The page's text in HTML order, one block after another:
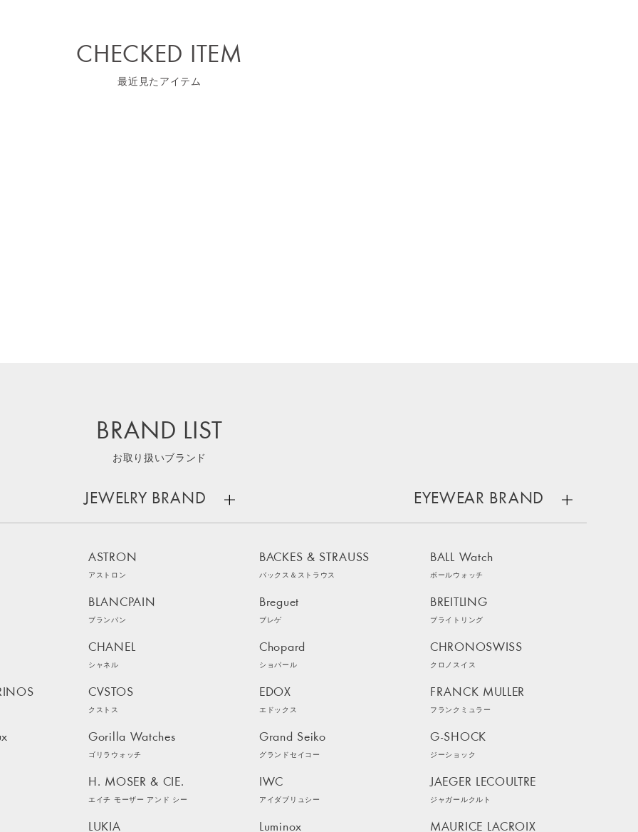
CHECKED ITEM
最近見たアイテム
BRAND LIST
お取り扱いブランド
ASTRON
アストロン
BACKES & STRAUSS
バックス＆ストラウス
BALL Watch
ボールウォッチ
BLANCPAIN
ブランパン
Breguet
ブレゲ
BREITLING
ブライトリング
CHANEL
シャネル
Chopard
ショパール
CHRONOSWISS
クロノスイス
CVSTOS
クストス
EDOX
エドックス
FRANCK MULLER
フランクミュラー
Gorilla Watches
ゴリラウォッチ
Grand Seiko
グランドセイコー
G-SHOCK
ジーショック
H. MOSER & CIE.
エイチ モーザー アンド シー
IWC
アイダブリュシー
JAEGER LECOULTRE
ジャガールクルト
LUKIA Luminox MAURICE LACROIX
JEWELRY BRAND EYEWEAR BRAND